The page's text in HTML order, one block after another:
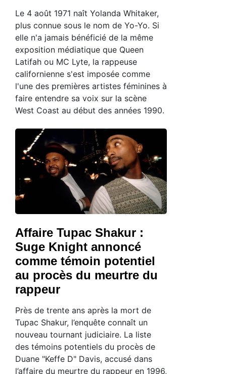
Le 4 août 1971 naît Yolanda Whitaker,
plus connue sous le nom de Yo-Yo. Si
elle n'a jamais bénéficié de la même
exposition médiatique que Queen
Latifah ou MC Lyte, la rappeuse
californienne s'est imposée comme
l'une des premières artistes féminines à
faire entendre sa voix sur la scène
West Coast au début des années 1990.
Affaire Tupac Shakur :
Suge Knight annoncé
comme témoin potentiel
au procès du meurtre du
rappeur
Près de trente ans après la mort de
Tupac Shakur, l’enquête connaît un
nouveau tournant judiciaire. La liste
des témoins potentiels du procès de
Duane "Keffe D" Davis, accusé dans
l’affaire du meurtre du rappeur en 1996,